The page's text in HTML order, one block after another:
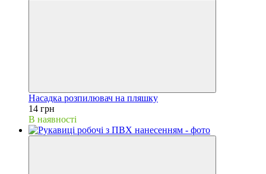
Насадка розпилювач на пляшку
14 грн
В наявності